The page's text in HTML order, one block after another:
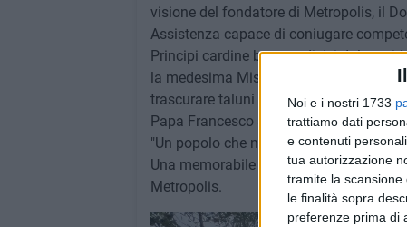
Noi e i nostri 1733
trattiamo dati
e contenuti
tua autorizzazione
tramite la
le finalità sopra
preferenze prima di
visione del fondatore di Metropolis, il
Assistenza capace di coniugare
Principi cardine ben condivisi dal
la medesima Mission consentendo al
trascurare taluni principi.
Papa Francesco avrebbe detto:
"Un popolo che non si prende cura dei
Una memorabile citazione fonte
Metropolis.